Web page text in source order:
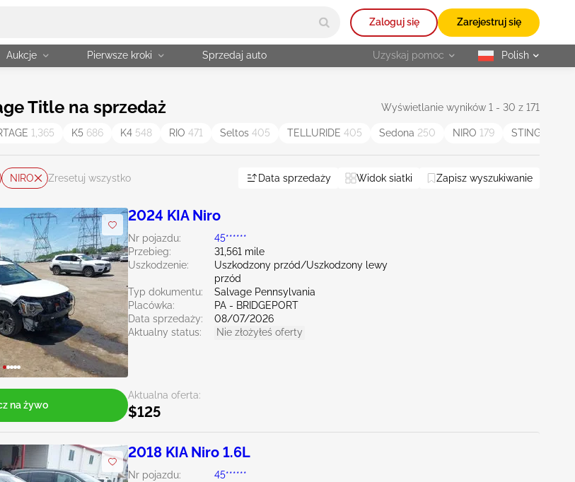
Zaloguj się Zarejestruj się
Aukcje Pierwsze kroki Sprzedaj auto Uzyskaj pomoc selected
Polish
Title na sprzedaż Wyświetlanie wyników 1 - 30 z 171
1,365 K5 686 K4 548 RIO 471 Seltos 405 TELLURIDE 405 Sedona 250 NIRO 179 STINGER
NIRO Zresetuj wszystko Data sprzedaży Widok siatki Zapisz wyszukiwanie
2024 KIA Niro
Nr pojazdu:
45******
Przebieg:
31,561 mile
Uszkodzenie:
Uszkodzony przód/Uszkodzony lewy
przód
Typ dokumentu:
Salvage Pennsylvania
Placówka:
PA - BRIDGEPORT
Data sprzedaży:
08/07/2026
Aktualny status:
Nie złożyłeś oferty
Aktualna oferta:
$125
na żywo
2018 KIA Niro 1.6L
Nr pojazdu:
45******